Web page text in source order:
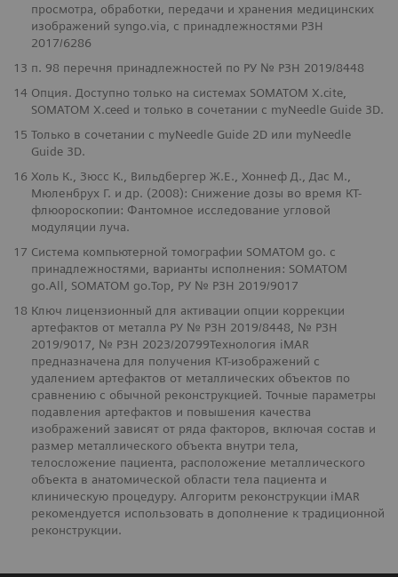
просмотра, обработки, передачи и хранения медицинских
изображений syngo.via, с принадлежностями РЗН
2017/6286
13 п. 98 перечня принадлежностей по РУ № РЗН 2019/8448
14 Опция. Доступно только на системах SOMATOM X.cite,
SOMATOM X.ceed и только в сочетании с myNeedle Guide 3D.
15 Только в сочетании с myNeedle Guide 2D или myNeedle
Guide 3D.
16 Холь К., Зюсс К., Вильдбергер Ж.Е., Хоннеф Д., Дас М.,
Мюленбрух Г. и др. (2008): Снижение дозы во время КТ-
флюороскопии: Фантомное исследование угловой
модуляции луча.
17 Система компьютерной томографии SOMATOM go. с
принадлежностями, варианты исполнения: SOMATOM
go.All, SOMATOM go.Top, РУ № РЗН 2019/9017
18 Ключ лицензионный для активации опции коррекции
артефактов от металла РУ № РЗН 2019/8448, № РЗН
2019/9017, № РЗН 2023/20799Технология iMAR
предназначена для получения КТ-изображений с
удалением артефактов от металлических объектов по
сравнению с обычной реконструкцией. Точные параметры
подавления артефактов и повышения качества
изображений зависят от ряда факторов, включая состав и
размер металлического объекта внутри тела,
телосложение пациента, расположение металлического
объекта в анатомической области тела пациента и
клиническую процедуру. Алгоритм реконструкции iMAR
рекомендуется использовать в дополнение к традиционной
реконструкции.